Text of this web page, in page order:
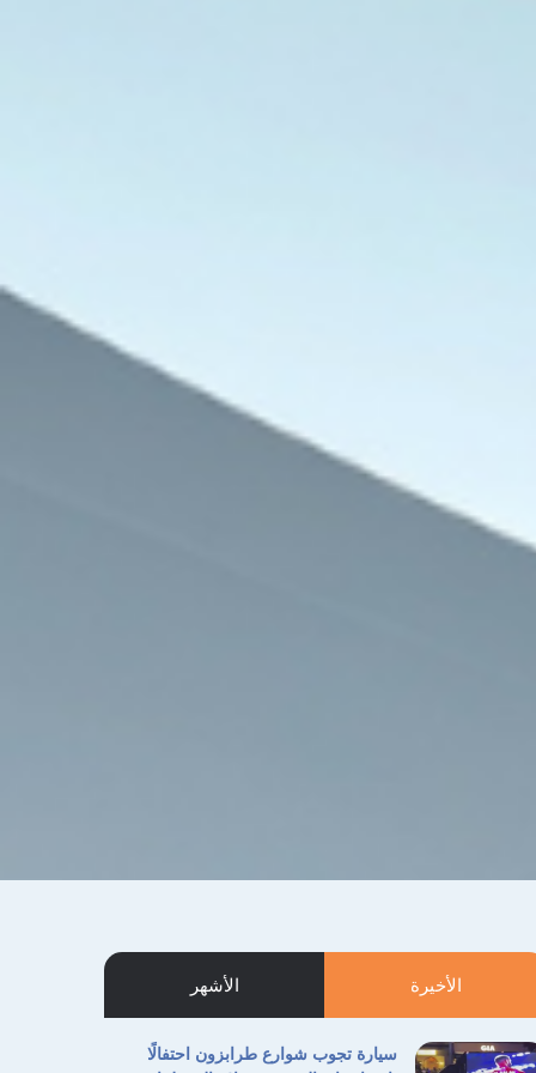
الأخيرة الأشهر
سيارة تجوب شوارع طرابزون احتفالًا